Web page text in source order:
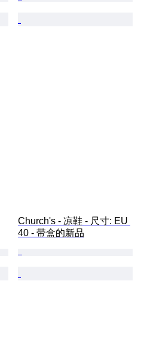
Church's - 凉鞋 - 尺寸: EU
40 - 带盒的新品